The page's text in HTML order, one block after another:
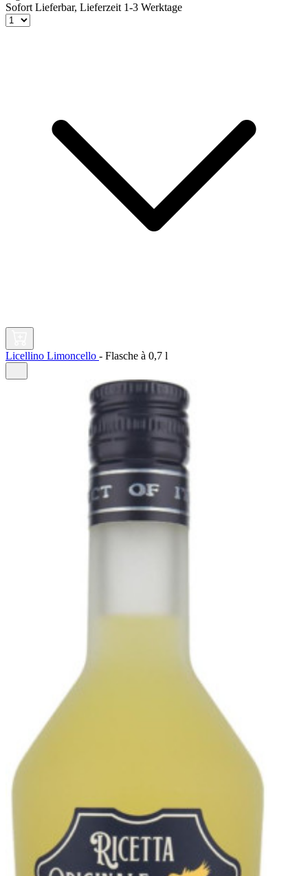
Sofort Lieferbar, Lieferzeit 1-3 Werktage
Licellino Limoncello - Flasche à 0,7 l